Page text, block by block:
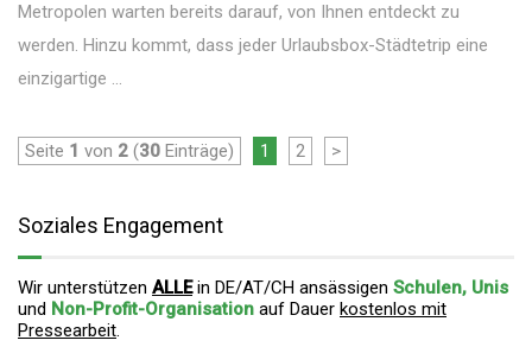
Metropolen warten bereits darauf, von Ihnen entdeckt zu
werden. Hinzu kommt, dass jeder Urlaubsbox-Städtetrip eine
einzigartige ...
Seite 1 von 2 (30 Einträge) 1 2 >
Soziales Engagement
Wir unterstützen ALLEin DE/AT/CH ansässigen Schulen, Unis
und Non-Profit-Organisation auf Dauer kostenlos mit
Pressearbeit.